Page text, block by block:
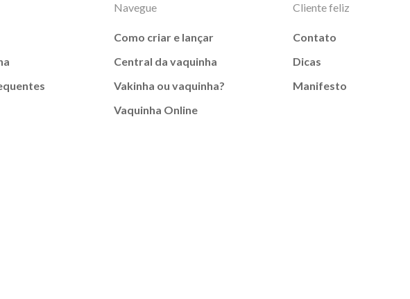
Navegue
Como criar e lançar
Central da vaquinha
Vakinha ou vaquinha?
Vaquinha Online
Cliente feliz
Contato
Dicas
Manifesto